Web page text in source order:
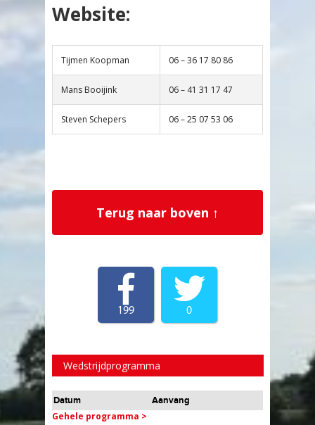
Website:
Tijmen Koopman 06 – 36 17 80 86
Mans Booijink 06 – 41 31 17 47
Steven Schepers 06 – 25 07 53 06
Terug naar boven ↑
199 0
Wedstrijdprogramma
Datum Aanvang
Gehele programma >